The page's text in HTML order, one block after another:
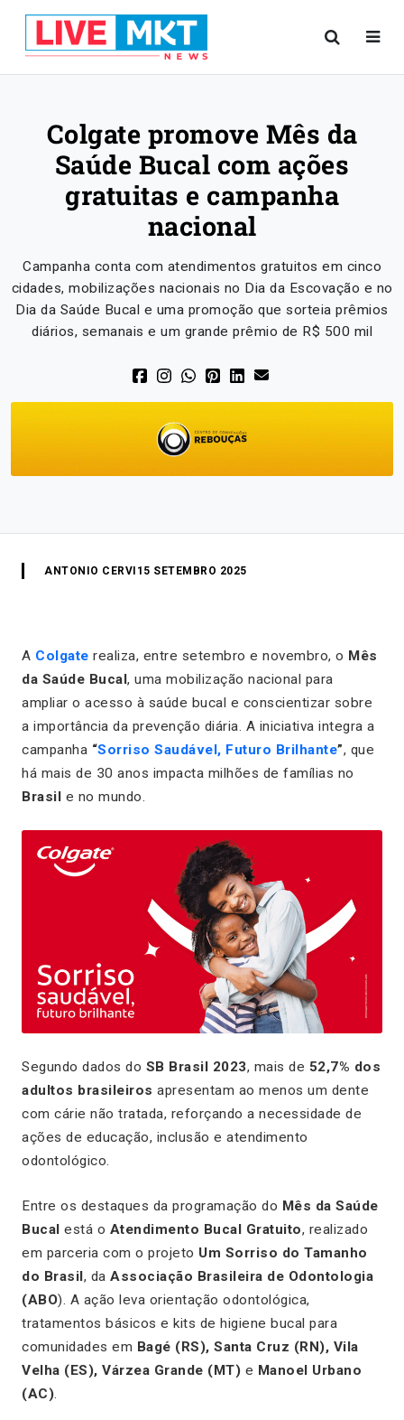
Colgate promove Mês da
Saúde Bucal com ações
gratuitas e campanha
nacional
Campanha conta com atendimentos gratuitos em cinco
cidades, mobilizações nacionais no Dia da Escovação e no
Dia da Saúde Bucal e uma promoção que sorteia prêmios
diários, semanais e um grande prêmio de R$ 500 mil
ANTONIO CERVI 15 SETEMBRO 2025
A Colgate realiza, entre setembro e novembro, o Mês
da Saúde Bucal, uma mobilização nacional para
ampliar o acesso à saúde bucal e conscientizar sobre
a importância da prevenção diária. A iniciativa integra a
campanha “Sorriso Saudável, Futuro Brilhante”, que
há mais de 30 anos impacta milhões de famílias no
Brasil e no mundo.
Segundo dados do SB Brasil 2023, mais de 52,7% dos
adultos brasileiros apresentam ao menos um dente
com cárie não tratada, reforçando a necessidade de
ações de educação, inclusão e atendimento
odontológico.
Entre os destaques da programação do Mês da Saúde
Bucal está o Atendimento Bucal Gratuito, realizado
em parceria com o projeto Um Sorriso do Tamanho
do Brasil, da Associação Brasileira de Odontologia
(ABO). A ação leva orientação odontológica,
tratamentos básicos e kits de higiene bucal para
comunidades em Bagé (RS), Santa Cruz (RN), Vila
Velha (ES), Várzea Grande (MT) e Manoel Urbano
(AC).